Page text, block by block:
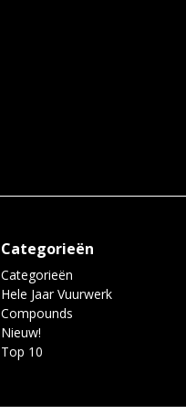
Categorieën
Categorieën
Hele Jaar Vuurwerk
Compounds
Nieuw!
Top 10